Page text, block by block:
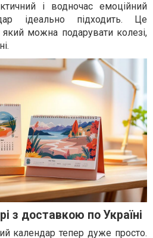
і водночас емоційний
ідеально підходить. Це
який можна подарувати колезі,
з доставкою по Україні
календар тепер дуже просто.